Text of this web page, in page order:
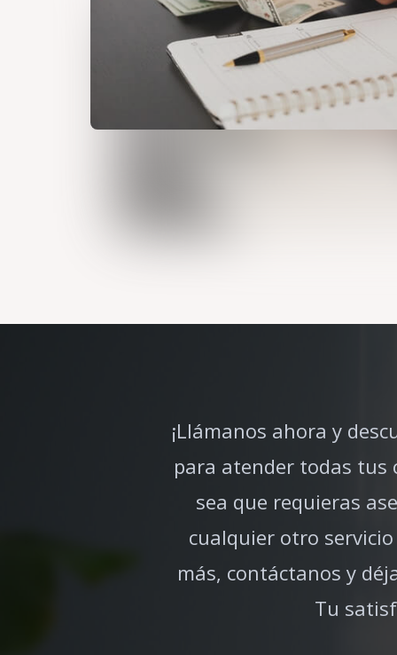
¡Llámanos ahora y
para atender todas tus
sea que requieras
cualquier otro
más, contáctanos y
Tu